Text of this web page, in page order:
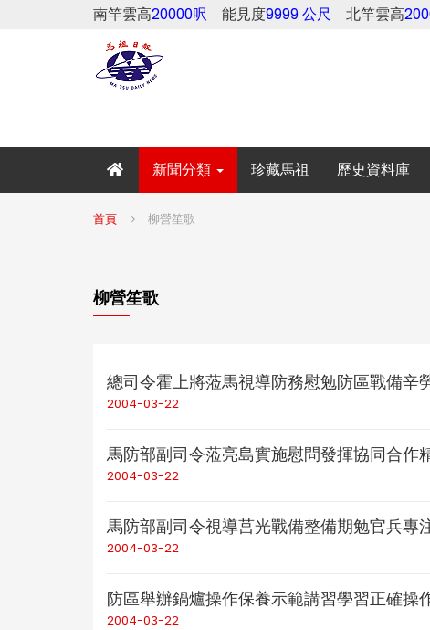
南竿雲高20000呎 能見度9999 公尺 北竿雲高
新聞分類 珍藏馬祖 歷史資料庫
首頁 柳營笙歌
柳營笙歌
總司令霍上將蒞馬視導防務慰勉防區戰備辛
2004-03-22
馬防部副司令蒞亮島實施慰問發揮協同合作
2004-03-22
馬防部副司令視導莒光戰備整備期勉官兵專
2004-03-22
防區舉辦鍋爐操作保養示範講習學習正確操
2004-03-22